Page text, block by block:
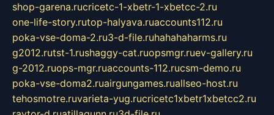
shop-garena.rucricetc-1-xbetr-1-xbetcc-2.ru
one-life-story.rutop-halyava.ruaccounts112.ru
poka-vse-doma-2.ru3-d-file.ruhahahaharms.ru
g2012.rutst-1.rushaggy-cat.ruopsmgr.ruev-gallery.ru
g-2012.ruops-mgr.ruaccounts-112.rucsm-demo.ru
poka-vse-doma2.ruairgungames.ruallseo-host.ru
tehosmotre.ruvarieta-yug.rucricetc1xbetr1xbetcc2.ru